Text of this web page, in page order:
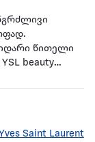
წითელი
beauty
Saint Laurent